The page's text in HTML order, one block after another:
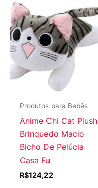
Produtos para Bebês
Anime Chi Cat Plush
Brinquedo Macio
Bicho De Pelúcia
Casa Fu
R$124,22